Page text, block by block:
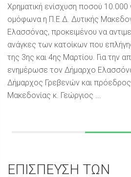
Χρηματική ενίσχυση ποσού
ομόφωνα η Π.Ε.Δ. Δυτικής
Ελασσόνας, προκειμένου να
ανάγκες των κατοίκων που
της 3ης και 4ης Μαρτίου. Για την
ενημέρωσε τον Δήμαρχο
Δήμαρχος Γρεβενών και
Μακεδονίας κ. Γεώργιος ...
ΕΠΙΣΠΕΥΣΗ ΤΩΝ